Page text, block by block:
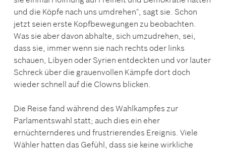
und die Köpfe nach uns umdrehen", sagt sie. Schon
jetzt seien erste Kopfbewegungen zu beobachten.
Was sie aber davon abhalte, sich umzudrehen, sei,
dass sie, immer wenn sie nach rechts oder links
schauen, Libyen oder Syrien entdeckten und vor lauter
Schreck über die grauenvollen Kämpfe dort doch
wieder schnell auf die Clowns blicken.
Die Reise fand während des Wahlkampfes zur
Parlamentswahl statt; auch dies ein eher
ernüchternderes und frustrierendes Ereignis. Viele
Wähler hatten das Gefühl, dass sie keine wirkliche